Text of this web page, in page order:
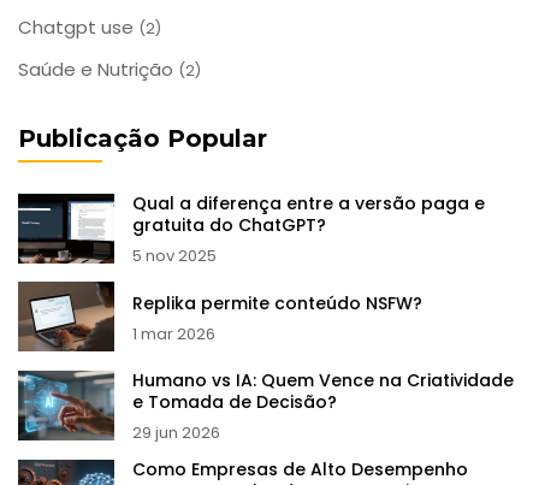
Chatgpt use (2)
Saúde e Nutrição (2)
Publicação Popular
Qual a diferença entre a versão paga e
gratuita do ChatGPT?
5 nov 2025
Replika permite conteúdo NSFW?
1 mar 2026
Humano vs IA: Quem Vence na Criatividade
e Tomada de Decisão?
29 jun 2026
Como Empresas de Alto Desempenho